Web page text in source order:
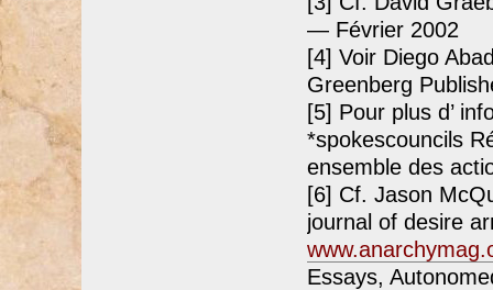
— Février 2002
[4] Voir Diego
Greenberg
[5] Pour plus d’
*spokescouncils
ensemble des
[6] Cf. Jason
journal of desire
Essays,